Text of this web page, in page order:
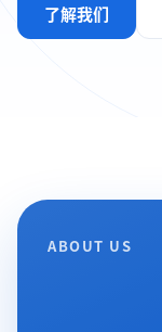
了解我们
ABOUT US